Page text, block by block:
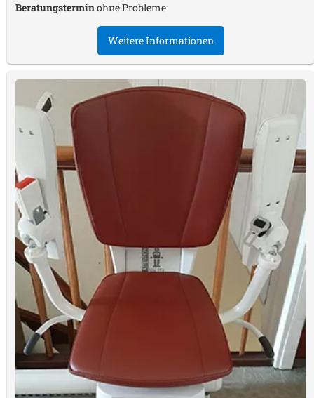
Beratungsterminohne Probleme
Weitere Informationen